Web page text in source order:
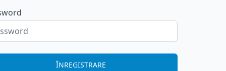
ÎNREGISTRARE